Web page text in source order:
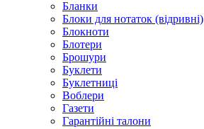
Бланки
Блоки для нотаток (відривні)
Блокноти
Блотери
Брошури
Буклети
Буклетниці
Воблери
Газети
Гарантійні талони